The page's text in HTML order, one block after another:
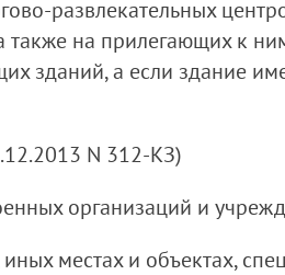
развлекательных
на прилегающих к
зданий, а если здание
N 312-КЗ)
организаций и
местах и объектах,